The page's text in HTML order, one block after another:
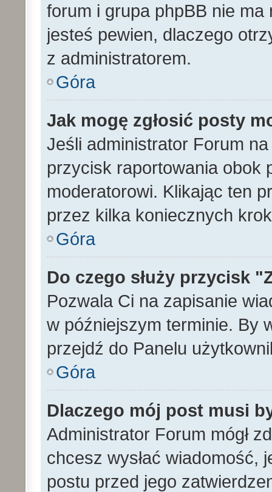
forum i grupa phpBB nie
jesteś pewien, dlaczego
z administratorem.
Góra
Jak mogę zgłosić posty
Jeśli administrator Forum
przycisk raportowania obok
moderatorowi. Klikając ten
przez kilka koniecznych
Góra
Do czego służy przycisk
Pozwala Ci na zapisanie
w późniejszym terminie. By
przejdź do Panelu
Góra
Dlaczego mój post musi
Administrator Forum mógł
chcesz wysłać wiadomość,
postu przed jego